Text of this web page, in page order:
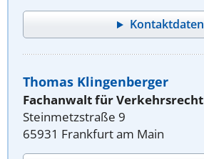
Kontaktdaten
Thomas Klingenberger
Fachanwalt für Verkehrsrecht
Steinmetzstraße 9
65931 Frankfurt am Main